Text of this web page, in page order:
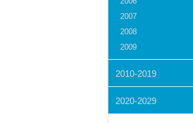
2007
2008
2009
2010-2019
2020-2029